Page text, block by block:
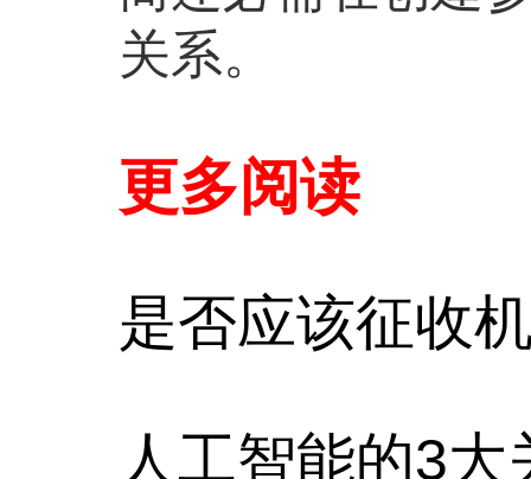
关系。
更多阅读
是否应该征收
人工智能的3